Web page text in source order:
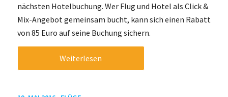
nächsten Hotelbuchung. Wer Flug und Hotel als Click &
Mix-Angebot gemeinsam bucht, kann sich einen Rabatt
von 85 Euro auf seine Buchung sichern.
Weiterlesen